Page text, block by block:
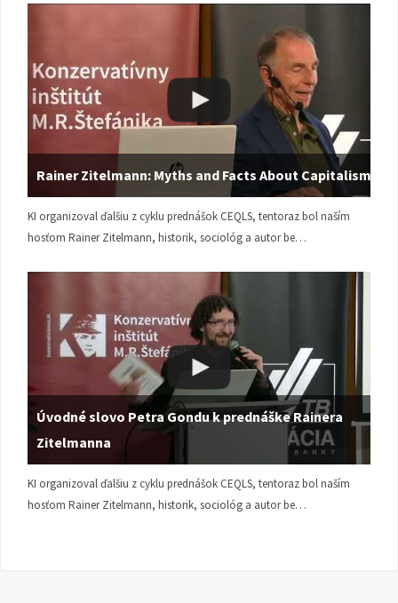
Rainer Zitelmann: Myths and Facts About Capitalism
KI organizoval ďalšiu z cyklu prednášok CEQLS, tentoraz bol naším
hosťom Rainer Zitelmann, historik, sociológ a autor be…
Úvodné slovo Petra Gondu k prednáške Rainera
Zitelmanna
KI organizoval ďalšiu z cyklu prednášok CEQLS, tentoraz bol naším
hosťom Rainer Zitelmann, historik, sociológ a autor be…